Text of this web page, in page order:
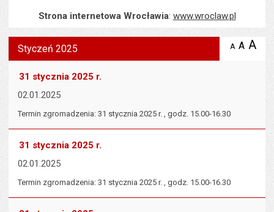
Strona internetowa Wrocławia: www.wroclaw.pl
Styczeń 2025 A zmniejsz
A A
31 stycznia 2025 r.
02.01.2025
Termin zgromadzenia: 31 stycznia 2025 r. , godz. 15.00-16.30
31 stycznia 2025 r.
02.01.2025
Termin zgromadzenia: 31 stycznia 2025 r. , godz. 15.00-16.30